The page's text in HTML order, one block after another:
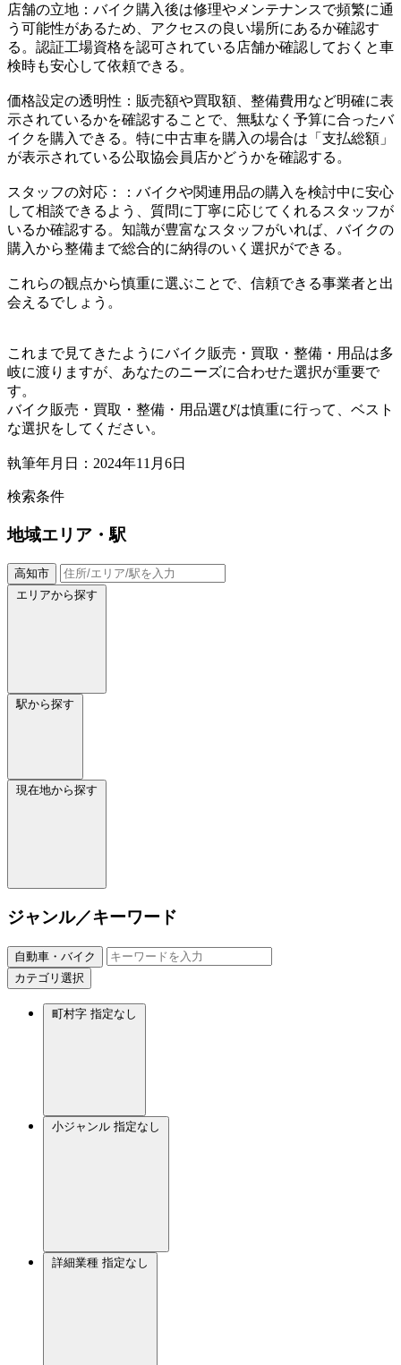
店舗の立地：バイク購入後は修理やメンテナンスで頻繁に通
う可能性があるため、アクセスの良い場所にあるか確認す
る。認証工場資格を認可されている店舗か確認しておくと車
検時も安心して依頼できる。
価格設定の透明性：販売額や買取額、整備費用など明確に表
示されているかを確認することで、無駄なく予算に合ったバ
イクを購入できる。特に中古車を購入の場合は「支払総額」
が表示されている公取協会員店かどうかを確認する。
スタッフの対応：：バイクや関連用品の購入を検討中に安心
して相談できるよう、質問に丁寧に応じてくれるスタッフが
いるか確認する。知識が豊富なスタッフがいれば、バイクの
購入から整備まで総合的に納得のいく選択ができる。
これらの観点から慎重に選ぶことで、信頼できる事業者と出
会えるでしょう。
これまで見てきたようにバイク販売・買取・整備・用品は多
岐に渡りますが、あなたのニーズに合わせた選択が重要で
す。
バイク販売・買取・整備・用品選びは慎重に行って、ベスト
な選択をしてください。
執筆年月日：2024年11月6日
検索条件
地域エリア・駅
高知市
エリアから探す
駅から探す
現在地から探す
ジャンル／キーワード
自動車・バイク
カテゴリ選択
町村字 指定なし
小ジャンル 指定なし
詳細業種 指定なし